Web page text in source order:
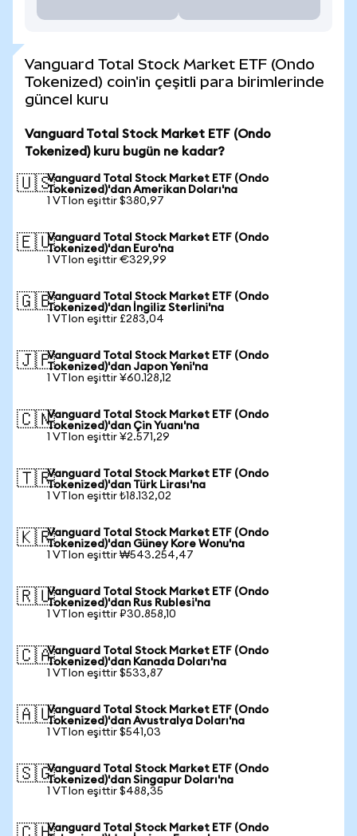
Vanguard Total Stock Market ETF (Ondo
Tokenized) coin'in çeşitli para birimlerinde
güncel kuru
Vanguard Total Stock Market ETF (Ondo
Tokenized) kuru bugün ne kadar?
🇺🇸Vanguard Total Stock Market ETF (Ondo
Tokenized)'dan Amerikan Doları'na
1 VTIon eşittir $380,97
🇪🇺Vanguard Total Stock Market ETF (Ondo
Tokenized)'dan Euro'na
1 VTIon eşittir €329,99
🇬🇧Vanguard Total Stock Market ETF (Ondo
Tokenized)'dan İngiliz Sterlini'na
1 VTIon eşittir £283,04
🇯🇵Vanguard Total Stock Market ETF (Ondo
Tokenized)'dan Japon Yeni'na
1 VTIon eşittir ¥60.128,12
🇨🇳Vanguard Total Stock Market ETF (Ondo
Tokenized)'dan Çin Yuanı'na
1 VTIon eşittir ¥2.571,29
🇹🇷Vanguard Total Stock Market ETF (Ondo
Tokenized)'dan Türk Lirası'na
1 VTIon eşittir ₺18.132,02
🇰🇷Vanguard Total Stock Market ETF (Ondo
Tokenized)'dan Güney Kore Wonu'na
1 VTIon eşittir ₩543.254,47
🇷🇺Vanguard Total Stock Market ETF (Ondo
Tokenized)'dan Rus Rublesi'na
1 VTIon eşittir ₽30.858,10
🇨🇦Vanguard Total Stock Market ETF (Ondo
Tokenized)'dan Kanada Doları'na
1 VTIon eşittir $533,87
🇦🇺Vanguard Total Stock Market ETF (Ondo
Tokenized)'dan Avustralya Doları'na
1 VTIon eşittir $541,03
🇸🇬Vanguard Total Stock Market ETF (Ondo
Tokenized)'dan Singapur Doları'na
1 VTIon eşittir $488,35
Vanguard Total Stock Market ETF (Ondo